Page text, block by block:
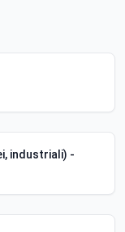
industriali) -